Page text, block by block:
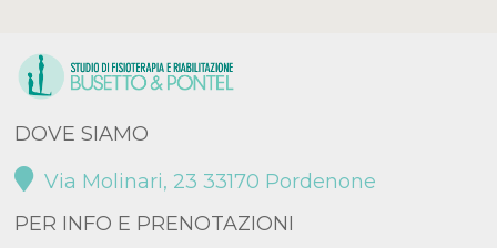
DOVE SIAMO
Via Molinari, 23 33170 Pordenone
PER INFO E PRENOTAZIONI